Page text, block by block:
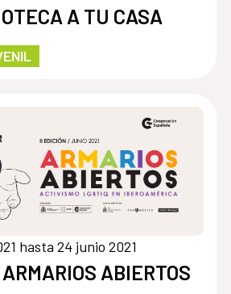
A TU CASA
hasta 24 junio 2021
ABIERTOS